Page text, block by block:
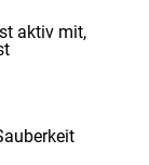
aktiv mit,